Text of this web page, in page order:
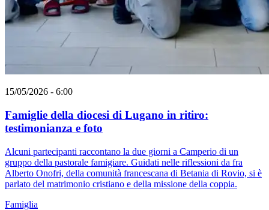
15/05/2026 - 6:00
Famiglie della diocesi di Lugano in ritiro:
testimonianza e foto
Alcuni partecipanti raccontano la due giorni a Camperio di un
gruppo della pastorale famigiare. Guidati nelle riflessioni da fra
Alberto Onofri, della comunità francescana di Betania di Rovio, si è
parlato del matrimonio cristiano e della missione della coppia.
Famiglia